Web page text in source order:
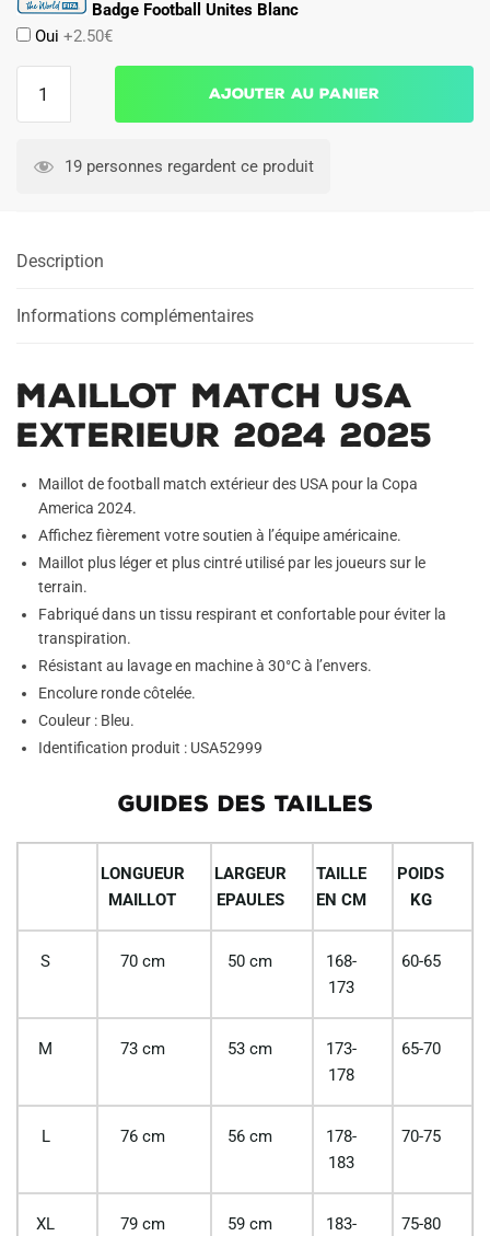
Badge Football Unites Blanc
Oui +2.50€
Match
2025
Ajouter au panier
19 personnes regardent ce produit
Description
Informations complémentaires
Maillot Match USA
Exterieur 2024 2025
Maillot de football match extérieur des USA pour la Copa
America 2024.
Affichez fièrement votre soutien à l’équipe américaine.
Maillot plus léger et plus cintré utilisé par les joueurs sur le
terrain.
Fabriqué dans un tissu respirant et confortable pour éviter la
transpiration.
Résistant au lavage en machine à 30°C à l’envers.
Encolure ronde côtelée.
Couleur : Bleu.
Identification produit : USA52999
GUIDES DES TAILLES
LONGUEUR
MAILLOT
LARGEUR
EPAULES
TAILLE
EN CM
POIDS
KG
S 70 cm 50 cm
168-
173
60-65
M 73 cm 53 cm
173-
178
65-70
L 76 cm 56 cm
178-
183
70-75
XL 79 cm 59 cm
183-
75-80